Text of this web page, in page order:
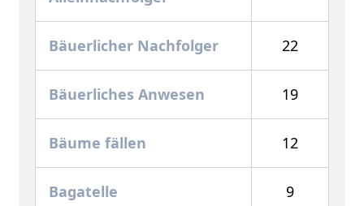
Bäuerlicher Nachfolger 22
Bäuerliches Anwesen 19
Bäume fällen 12
Bagatelle 9